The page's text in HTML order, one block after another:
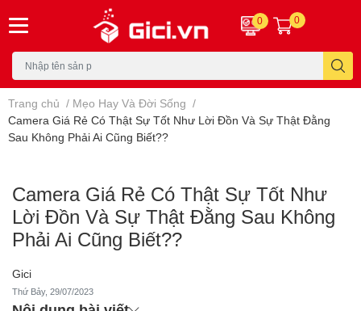
0 0
Trang chủ / Mẹo Hay Và Đời Sống /
Camera Giá Rẻ Có Thật Sự Tốt Như Lời Đồn Và Sự Thật Đằng
Sau Không Phải Ai Cũng Biết??
Camera Giá Rẻ Có Thật Sự Tốt Như
Lời Đồn Và Sự Thật Đằng Sau Không
Phải Ai Cũng Biết??
Gici
Thứ Bảy, 29/07/2023